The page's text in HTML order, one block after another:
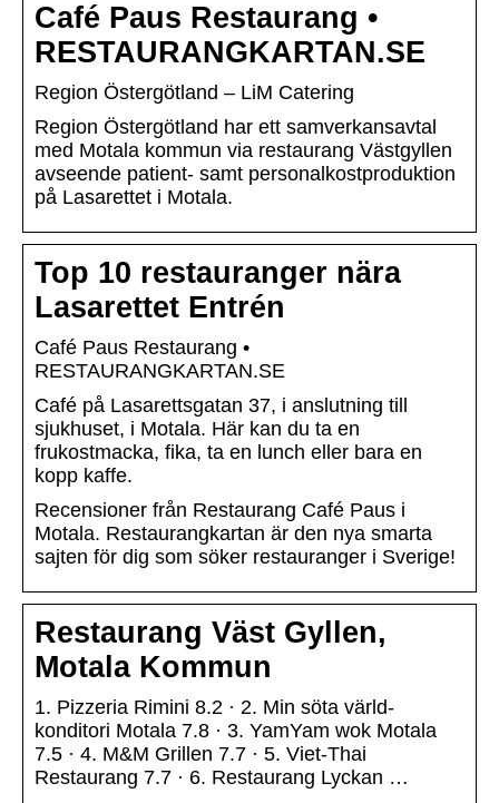
Café Paus Restaurang •
RESTAURANGKARTAN.SE
Region Östergötland – LiM Catering
Region Östergötland har ett samverkansavtal
med Motala kommun via restaurang Västgyllen
avseende patient- samt personalkostproduktion
på Lasarettet i Motala.
Top 10 restauranger nära
Lasarettet Entrén
Café Paus Restaurang •
RESTAURANGKARTAN.SE
Café på Lasarettsgatan 37, i anslutning till
sjukhuset, i Motala. Här kan du ta en
frukostmacka, fika, ta en lunch eller bara en
kopp kaffe.
Recensioner från Restaurang Café Paus i
Motala. Restaurangkartan är den nya smarta
sajten för dig som söker restauranger i Sverige!
Restaurang Väst Gyllen,
Motala Kommun
1. Pizzeria Rimini 8.2 · 2. Min söta värld-
konditori Motala 7.8 · 3. YamYam wok Motala
7.5 · 4. M&M Grillen 7.7 · 5. Viet-Thai
Restaurang 7.7 · 6. Restaurang Lyckan …